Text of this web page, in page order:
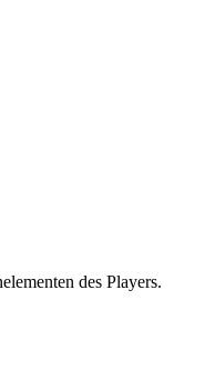
des Players.